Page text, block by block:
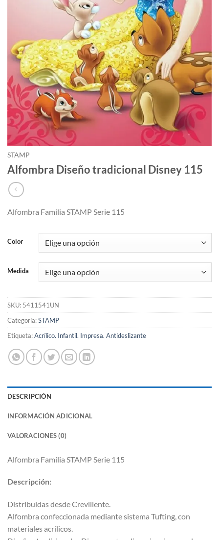
STAMP
Alfombra Diseño tradicional Disney 115
Alfombra Familia STAMP Serie 115
Color
Medida
SKU: 5411541UN
Categoría:STAMP
Etiqueta:Acrílico. Infantil. Impresa. Antideslizante
DESCRIPCIÓN
INFORMACIÓN ADICIONAL
VALORACIONES (0)
Alfombra Familia STAMP Serie 115
Descripción:
Distribuidas desde Crevillente.
Alfombra confeccionada mediante sistema Tufting, con
materiales acrílicos.